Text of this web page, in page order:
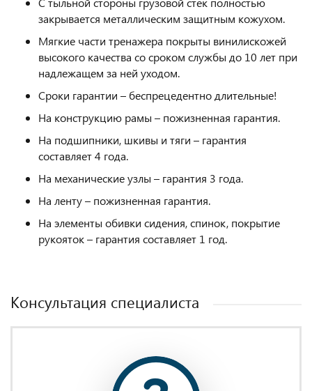
закрывается металлическим защитным кожухом.
Мягкие части тренажера покрыты винилискожей
высокого качества со сроком службы до 10 лет при
надлежащем за ней уходом.
Сроки гарантии – беспрецедентно длительные!
На конструкцию рамы – пожизненная гарантия.
На подшипники, шкивы и тяги – гарантия
составляет 4 года.
На механические узлы – гарантия 3 года.
На ленту – пожизненная гарантия.
На элементы обивки сидения, спинок, покрытие
рукояток – гарантия составляет 1 год.
Консультация специалиста